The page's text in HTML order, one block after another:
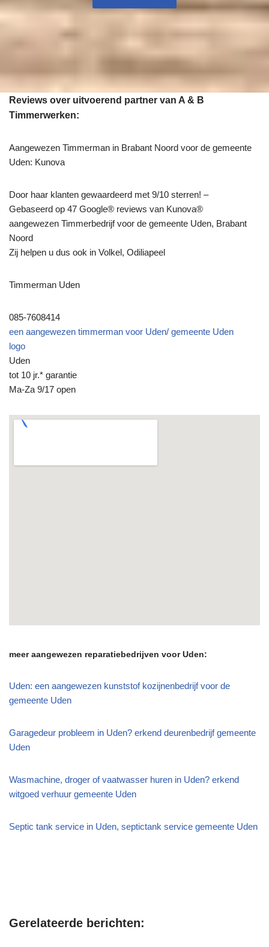
Reviews over uitvoerend partner van A & B
Timmerwerken:
Aangewezen Timmerman in Brabant Noord voor de gemeente
Uden: Kunova
Door haar klanten gewaardeerd met 9/10 sterren! –
Gebaseerd op 47 Google® reviews van Kunova®
aangewezen Timmerbedrijf voor de gemeente Uden, Brabant
Noord
Zij helpen u dus ook in Volkel, Odiliapeel
Timmerman Uden
085-7608414
een aangewezen timmerman voor Uden/ gemeente Uden
logo
Uden
tot 10 jr.* garantie
Ma-Za 9/17 open
meer aangewezen reparatiebedrijven voor Uden:
Uden: een aangewezen kunststof kozijnenbedrijf voor de
gemeente Uden
Garagedeur probleem in Uden? erkend deurenbedrijf gemeente
Uden
Wasmachine, droger of vaatwasser huren in Uden? erkend
witgoed verhuur gemeente Uden
Septic tank service in Uden, septictank service gemeente Uden
Gerelateerde berichten: